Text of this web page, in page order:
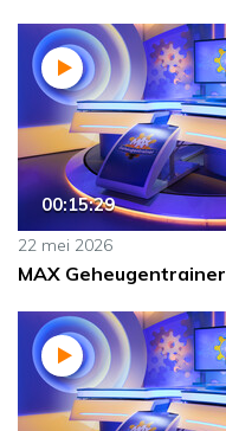
00:15:29
22 mei 2026
MAX Geheugentrainer